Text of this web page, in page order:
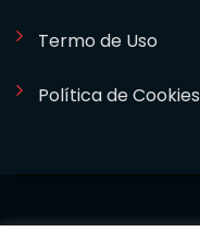
Termo de Uso
Política de Cookies